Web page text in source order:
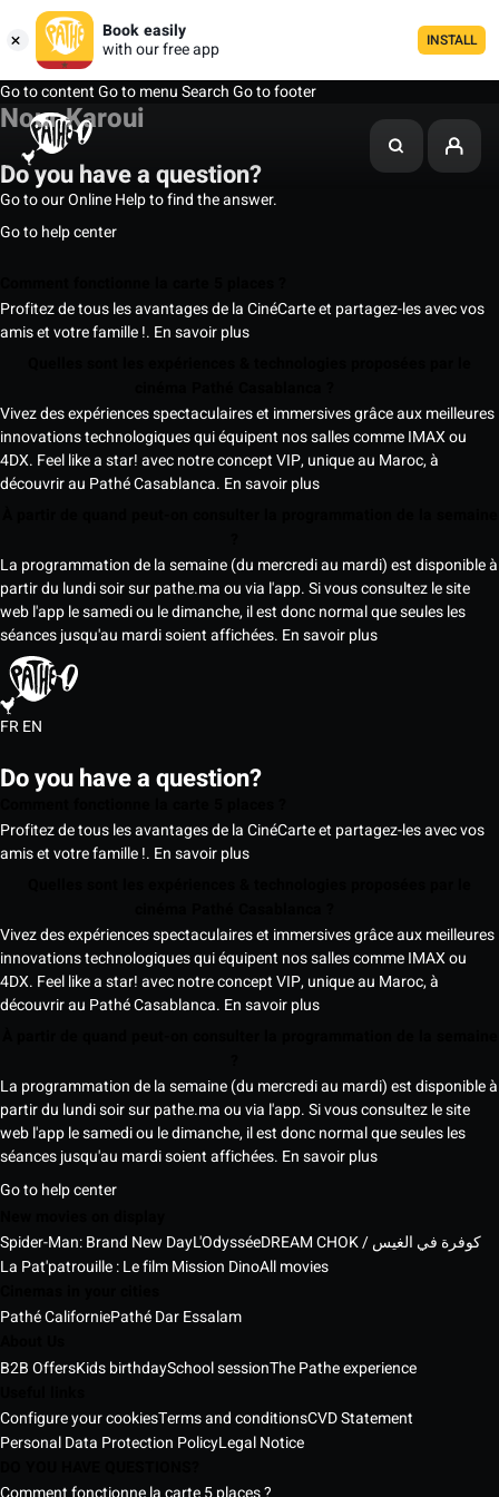
Book easily
with our free app
INSTALL
Go to contentGo to menuSearchGo to footer
Nour Karoui
Do you have a question?
Go to our Online Help to find the answer.
Go to help center
Profitez de tous les avantages de la CinéCarte et partagez-les avec vos
amis et votre famille !. En savoir plus
Vivez des expériences spectaculaires et immersives grâce aux meilleures
innovations technologiques qui équipent nos salles comme IMAX ou
4DX. Feel like a star! avec notre concept VIP, unique au Maroc, à
découvrir au Pathé Casablanca. En savoir plus
La programmation de la semaine (du mercredi au mardi) est disponible à
partir du lundi soir sur pathe.ma ou via l'app. Si vous consultez le site
web l'app le samedi ou le dimanche, il est donc normal que seules les
séances jusqu'au mardi soient affichées. En savoir plus
FREN
Do you have a question?
Profitez de tous les avantages de la CinéCarte et partagez-les avec vos
amis et votre famille !. En savoir plus
Vivez des expériences spectaculaires et immersives grâce aux meilleures
innovations technologiques qui équipent nos salles comme IMAX ou
4DX. Feel like a star! avec notre concept VIP, unique au Maroc, à
découvrir au Pathé Casablanca. En savoir plus
La programmation de la semaine (du mercredi au mardi) est disponible à
partir du lundi soir sur pathe.ma ou via l'app. Si vous consultez le site
web l'app le samedi ou le dimanche, il est donc normal que seules les
séances jusqu'au mardi soient affichées. En savoir plus
Go to help center
Spider-Man: Brand New DayL'Odyssée
DREAM CHOK / كوفرة في الغيس
La Pat'patrouille : Le film Mission DinoAll movies
Pathé CaliforniePathé Dar Essalam
B2B OffersKids birthdaySchool sessionThe Pathe experience
Configure your cookiesTerms and conditionsCVD Statement
Personal Data Protection PolicyLegal Notice